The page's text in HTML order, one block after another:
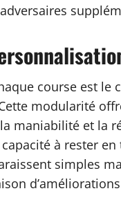
course est
modularité
maniabilité et la
à rester
simples